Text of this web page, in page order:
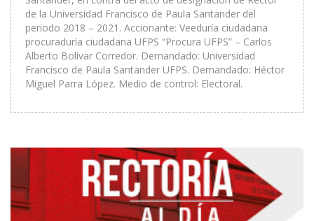
de la Universidad Francisco de Paula Santander del
periodo 2018 – 2021. Accionante: Veeduría ciudadana
procuraduría ciudadana UFPS “Procura UFPS” – Carlos
Alberto Bolívar Corredor. Demandado: Universidad
Francisco de Paula Santander UFPS. Demandado: Héctor
Miguel Parra López. Medio de control: Electoral.